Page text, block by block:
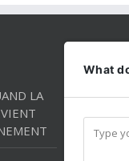
LA
Mobile:
Email:
What